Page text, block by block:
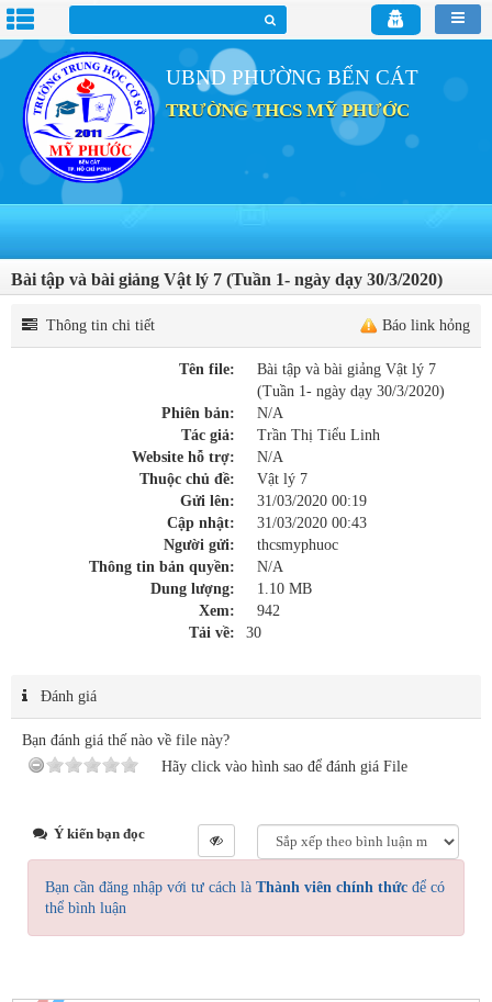
UBND PHƯỜNG BẾN CÁT
TRƯỜNG THCS MỸ PHƯỚC
Bài tập và bài giảng Vật lý 7 (Tuần 1- ngày dạy 30/3/2020)
Báo link hỏng
Thông tin chi tiết
Tên file:
Bài tập và bài giảng Vật lý 7
(Tuần 1- ngày dạy 30/3/2020)
Phiên bản:
N/A
Tác giả:
Trần Thị Tiểu Linh
Website hỗ trợ:
N/A
Thuộc chủ đề:
Vật lý 7
Gửi lên:
31/03/2020 00:19
Cập nhật:
31/03/2020 00:43
Người gửi:
thcsmyphuoc
Thông tin bản quyền:
N/A
Dung lượng:
1.10 MB
Xem:
942
Tải về:
30
Đánh giá
Bạn đánh giá thế nào về file này?
Hãy click vào hình sao để đánh giá File
Ý kiến bạn đọc
Bạn cần đăng nhập với tư cách là Thành viên chính thức để có
thể bình luận